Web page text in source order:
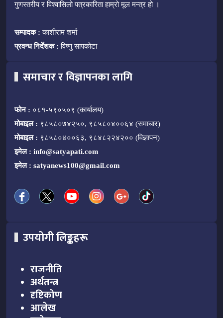
गुणस्तरीय र विश्वासिलो पत्रकारिता हाम्रो मूल मन्त्र हो ।
सम्पादक : काशीराम शर्मा
प्रवन्ध निर्देशक : विष्णु सापकोटा
समाचार र विज्ञापनका लागि
फोन : ०८१-५९०५०९ (कार्यालय)
मोबाइल : ९८५८०७४२५०, ९८५८०४००६४ (समाचार)
मोबाइल : ९८५८०४००६३, ९८४८२२४२०० (विज्ञापन)
इमेल : info@satyapati.com
इमेल : satyanews100@gmail.com
उपयोगी लिङ्कहरू
राजनीति
अर्थतन्त्र
दृष्टिकोण
आलेख